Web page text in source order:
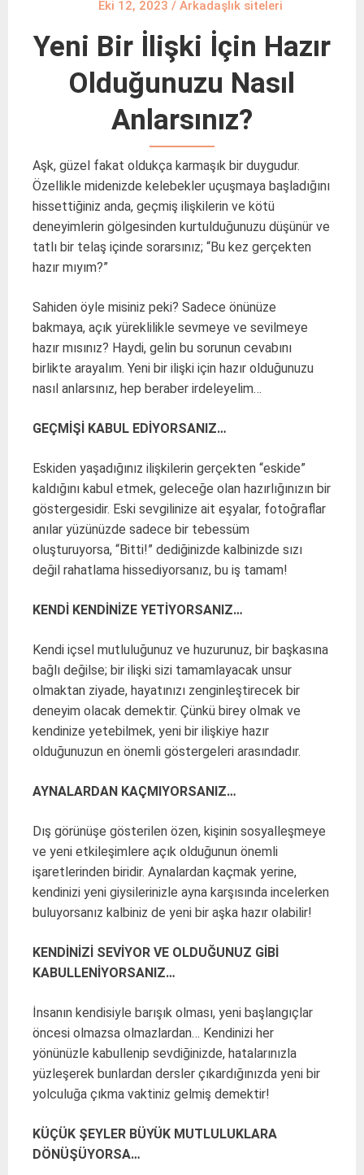
Eki 12, 2023 / Arkadaşlık siteleri
Yeni Bir İlişki İçin Hazır
Olduğunuzu Nasıl
Anlarsınız?
Aşk, güzel fakat oldukça karmaşık bir duygudur.
Özellikle midenizde kelebekler uçuşmaya başladığını
hissettiğiniz anda, geçmiş ilişkilerin ve kötü
deneyimlerin gölgesinden kurtulduğunuzu düşünür ve
tatlı bir telaş içinde sorarsınız; “Bu kez gerçekten
hazır mıyım?”
Sahiden öyle misiniz peki? Sadece önünüze
bakmaya, açık yüreklilikle sevmeye ve sevilmeye
hazır mısınız? Haydi, gelin bu sorunun cevabını
birlikte arayalım. Yeni bir ilişki için hazır olduğunuzu
nasıl anlarsınız, hep beraber irdeleyelim…
GEÇMİŞİ KABUL EDİYORSANIZ…
Eskiden yaşadığınız ilişkilerin gerçekten “eskide”
kaldığını kabul etmek, geleceğe olan hazırlığınızın bir
göstergesidir. Eski sevgilinize ait eşyalar, fotoğraflar
anılar yüzünüzde sadece bir tebessüm
oluşturuyorsa, “Bitti!” dediğinizde kalbinizde sızı
değil rahatlama hissediyorsanız, bu iş tamam!
KENDİ KENDİNİZE YETİYORSANIZ…
Kendi içsel mutluluğunuz ve huzurunuz, bir başkasına
bağlı değilse; bir ilişki sizi tamamlayacak unsur
olmaktan ziyade, hayatınızı zenginleştirecek bir
deneyim olacak demektir. Çünkü birey olmak ve
kendinize yetebilmek, yeni bir ilişkiye hazır
olduğunuzun en önemli göstergeleri arasındadır.
AYNALARDAN KAÇMIYORSANIZ…
Dış görünüşe gösterilen özen, kişinin sosyalleşmeye
ve yeni etkileşimlere açık olduğunun önemli
işaretlerinden biridir. Aynalardan kaçmak yerine,
kendinizi yeni giysilerinizle ayna karşısında incelerken
buluyorsanız kalbiniz de yeni bir aşka hazır olabilir!
KENDİNİZİ SEVİYOR VE OLDUĞUNUZ GİBİ
KABULLENİYORSANIZ…
İnsanın kendisiyle barışık olması, yeni başlangıçlar
öncesi olmazsa olmazlardan… Kendinizi her
yönünüzle kabullenip sevdiğinizde, hatalarınızla
yüzleşerek bunlardan dersler çıkardığınızda yeni bir
yolculuğa çıkma vaktiniz gelmiş demektir!
KÜÇÜK ŞEYLER BÜYÜK MUTLULUKLARA
DÖNÜŞÜYORSA…